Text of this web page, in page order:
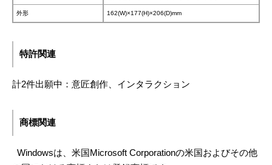
外形 162(W)×177(H)×206(D)mm
特許関連
計2件出願中：意匠創作、インタラクション
商標関連
Windowsは、米国Microsoft Corporationの米国およびその他